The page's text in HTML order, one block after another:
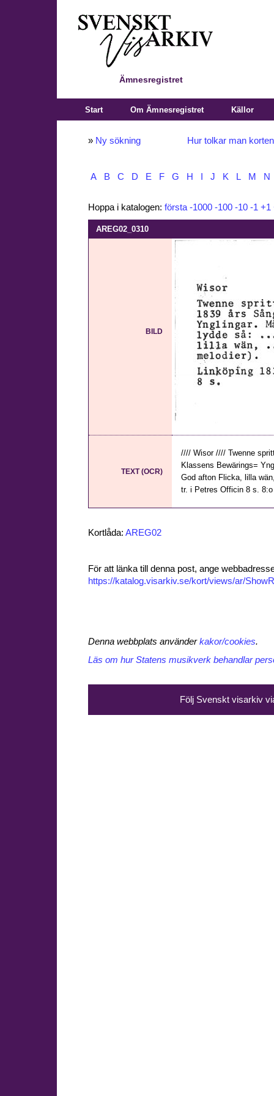
Ämnesregistret
Start Om Ämnesregistret Källor
» Ny sökning Hur tolkar man
A B C D E F G H J K L M N
Hoppa i katalogen: första -1000 -100 -10 -1 +1
AREG02_0310
BILD
TEXT (OCR)
//// Wisor //// Twenne
Klassens Bewärings=
God afton Flicka, lilla
tr. i Petres Officin 8 s.
Kortlåda: AREG02
För att länka till denna post, ange
https://katalog.visarkiv.se/kort/views/ar/
Denna webbplats använderkakor/cookies.
Läs om hur Statens musikverk behandlar
Följ Svenskt visarkiv